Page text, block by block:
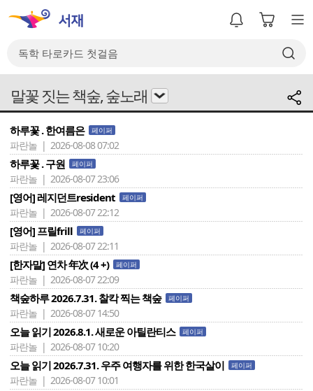
말꽃 짓는 책숲, 숲노래
하루꽃 . 한여름은 페이퍼
파란놀 | 2026-08-08 07:02
하루꽃 . 구원 페이퍼
파란놀 | 2026-08-07 23:06
[영어] 레지던트resident 페이퍼
파란놀 | 2026-08-07 22:12
[영어] 프릴frill 페이퍼
파란놀 | 2026-08-07 22:11
[한자말] 연차 年次 (4 +) 페이퍼
파란놀 | 2026-08-07 22:09
책숲하루 2026.7.31. 찰칵 찍는 책숲 페이퍼
파란놀 | 2026-08-07 14:50
오늘 읽기 2026.8.1. 새로운 아틸란티스 페이퍼
파란놀 | 2026-08-07 10:20
오늘 읽기 2026.7.31. 우주 여행자를 위한 한국살이 페이퍼
파란놀 | 2026-08-07 10:01